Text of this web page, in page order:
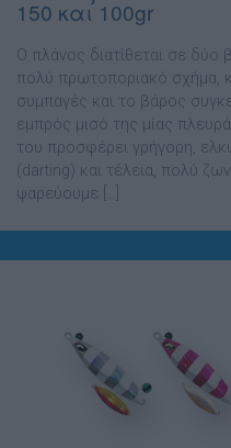
150 και 100gr
Ο πλάνος διατίθεται σε δύο
πολύ πρωτοποριακό σχήµα,
συµπαγές και το βάρος
εµπρός µισό της µίας
του προσφέρει γρήγορη,
(darting) και τέλεια, πολύ
ψαρεύουµε […]